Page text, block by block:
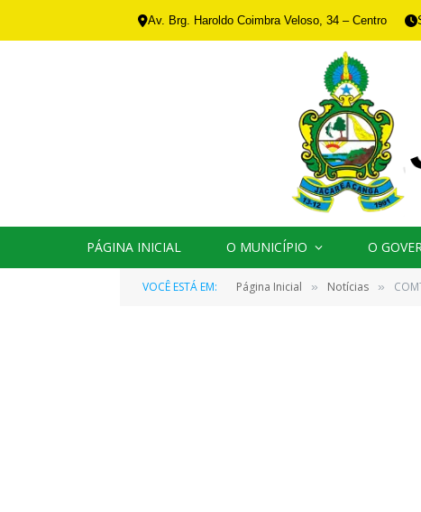
Av. Brg. Haroldo Coimbra Veloso, 34 – Centro
PÁGINA INICIAL O MUNICÍPIO O
VOCÊ ESTÁ EM: Página Inicial » Notícias »